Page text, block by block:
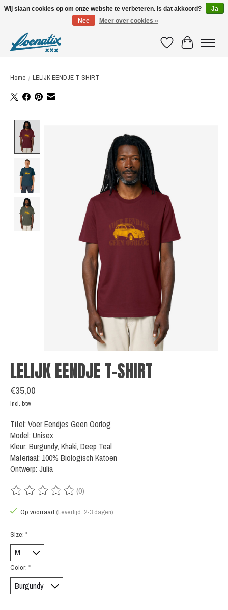
VerlanglijstWinkelwagen
Home / LELIJK EENDJE T-SHIRT
LELIJK EENDJE T-SHIRT
€35,00
Incl. btw
Titel: Voer Eendjes Geen Oorlog
Model: Unisex
Kleur: Burgundy, Khaki, Deep Teal
Materiaal: 100% Biologisch Katoen
Ontwerp: Julia
De beoordeling van dit product is
(0)
Op voorraad (Levertijd: 2-3 dagen)
Size: *
Color: *
Wij slaan cookies op om onze website te verbeteren. Is dat akkoord?
Ja
Nee
Meer over cookies »